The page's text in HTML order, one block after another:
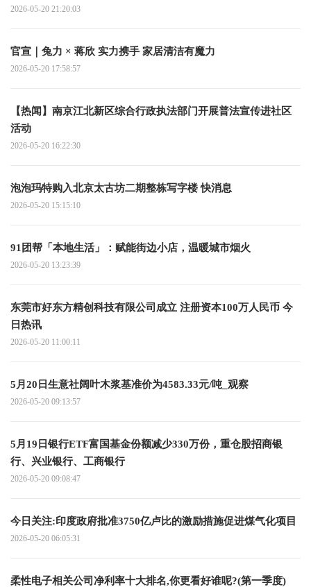
2026-05-20 21:20:03
官宣｜兔力 × 蒋欣 实力携手 家居清洁有魔力
2026-05-20 17:58:57
【热闻】南京江北新区综合行政执法部门开展普法宣传进社区
活动
2026-05-20 16:22:30
泡泡玛特购入北京太古坊二期整栋写字楼 快消息
2026-05-20 15:15:10
91团帮「本地生活」：赋能街边小店，温暖城市烟火
2026-05-20 13:23:39
东莞市好东方精创科技有限公司成立 注册资本100万人民币 今
日热讯
2026-05-20 11:00:11
5月20日生意社阔叶木浆基准价为4583.33元/吨_观察
2026-05-20 09:13:57
5月19日银行ETF富国基金份额减少330万份，重仓股招商银
行、兴业银行、工商银行
2026-05-20 09:08:47
今日关注:印度政府批准3750亿卢比的激励措施促进煤气化项目
2026-05-20 06:05:31
柔性电子相关公司净利率十大排名,你更看好谁呢?(第一季度)